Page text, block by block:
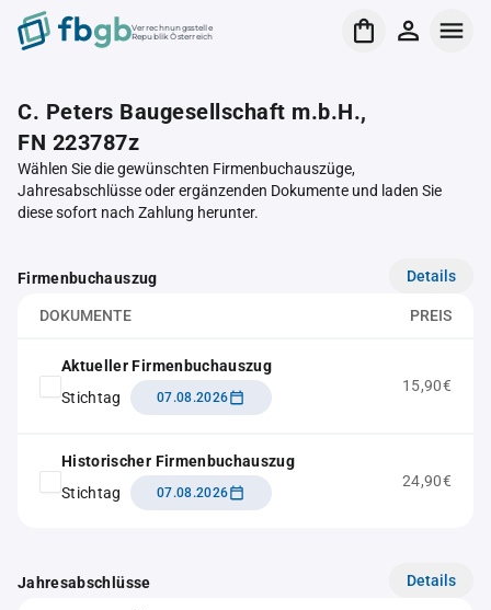
Verrechnungsstelle
Republik Österreich
C. Peters Baugesellschaft m.b.H.,
FN 223787z
Wählen Sie die gewünschten Firmenbuchauszüge,
Jahresabschlüsse oder ergänzenden Dokumente und laden Sie
diese sofort nach Zahlung herunter.
Firmenbuchauszug Details
DOKUMENTE PREIS
Aktueller Firmenbuchauszug
Stichtag
07.08.2026
15,90€
Historischer Firmenbuchauszug
Stichtag
07.08.2026
24,90€
Jahresabschlüsse Details